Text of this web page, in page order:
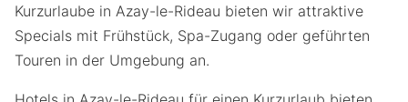
Kurzurlaube in Azay-le-Rideau bieten wir attraktive
Specials mit Frühstück, Spa-Zugang oder geführten
Touren in der Umgebung an.